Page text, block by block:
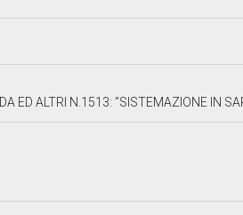
DELLE RISORSE AGRICOLE ED INDUSTRIALI DELL'ISOLA. ISTITUZIONE DELL'OPERA PER LA